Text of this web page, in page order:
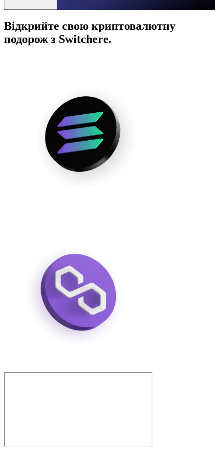
Відкрийте свою криптовалютну
подорож з Switchere.